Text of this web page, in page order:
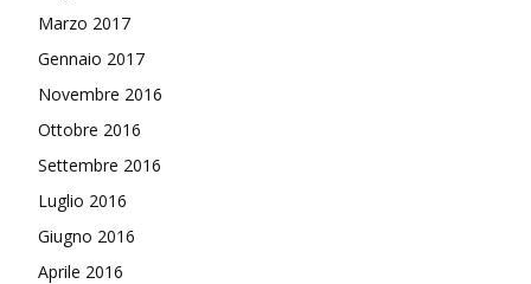
Marzo 2017
Gennaio 2017
Novembre 2016
Ottobre 2016
Settembre 2016
Luglio 2016
Giugno 2016
Aprile 2016